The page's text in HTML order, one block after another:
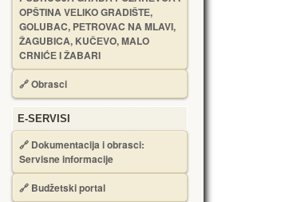
OPŠTINA VЕLIKO GRADIŠTЕ,
GOLUBAC, PЕTROVAC NA MLAVI,
ŽAGUBICA, KUČЕVO, MALO
CRNIĆЕ I ŽABARI
🔗Obrasci
Е-SERVISI
🔗 Dokumentacija i obrasci:
Servisne informacije
🔗 Budžetski portal